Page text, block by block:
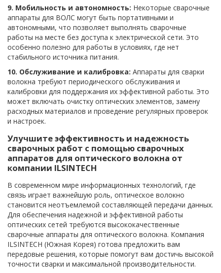
9. Мобильность и автономность: Некоторые сварочные
аппараты для ВОЛС могут быть портативными и
автономными, что позволяет выполнять сварочные
работы на месте без доступа к электрической сети. Это
особенно полезно для работы в условиях, где нет
стабильного источника питания.
10. Обслуживание и калибровка: Аппараты для сварки
волокна требуют периодического обслуживания и
калибровки для поддержания их эффективной работы. Это
может включать очистку оптических элементов, замену
расходных материалов и проведение регулярных проверок
и настроек.
Улучшите эффективность и надежность
сварочных работ с помощью сварочных
аппаратов для оптического волокна от
компании ILSINTECH
В современном мире информационных технологий, где
связь играет важнейшую роль, оптическое волокно
становится неотъемлемой составляющей передачи данных.
Для обеспечения надежной и эффективной работы
оптических сетей требуются высококачественные
сварочные аппараты для оптического волокна. Компания
ILSINTECH (Южная Корея) готова предложить вам
передовые решения, которые помогут вам достичь высокой
точности сварки и максимальной производительности.